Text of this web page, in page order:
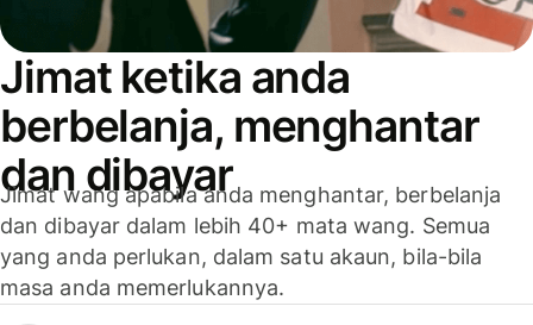
Jimat ketika anda
berbelanja, menghantar
dan dibayar
Jimat wang apabila anda menghantar, berbelanja
dan dibayar dalam lebih 40+ mata wang. Semua
yang anda perlukan, dalam satu akaun, bila-bila
masa anda memerlukannya.